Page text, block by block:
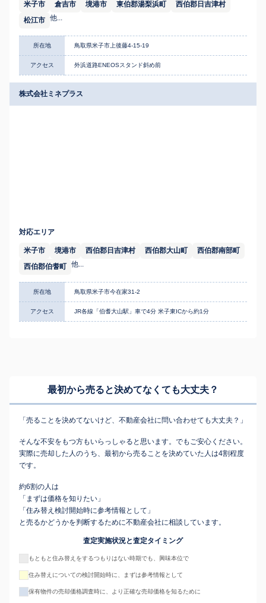
米子市 倉吉市 境港市 東伯郡湯梨浜町
西伯郡日吉津村
松江市 他...
所在地 鳥取県米子市上後藤4-15-19
アクセス 外浜道路ENEOSスタンド斜め前
株式会社ミネプラス
対応エリア
米子市 境港市 西伯郡日吉津村 西伯郡大山町
西伯郡南部町
西伯郡伯耆町 他...
所在地 鳥取県米子市今在家31-2
アクセス JR各線「伯耆大山駅」車で4分 米子東ICから約1分
最初から売ると決めてなくても大丈夫？
「売ることを決めてないけど、不動産会社に問い合わせても大丈夫？」
そんな不安をもつ方もいらっしゃると思います。でもご安心ください。
実際に売却した人のうち、最初から売ることを決めていた人は4割程度
です。
約6割の人は
「まずは価格を知りたい」
「住み替え検討開始時に参考情報として」
と売るかどうかを判断するために不動産会社に相談しています。
査定実施状況と査定タイミング
もともと住み替えをするつもりはない時期でも、興味本位で
住み替えについての検討開始時に、まずは参考情報として
保有物件の売却価格調査時に、より正確な売却価格を知るために